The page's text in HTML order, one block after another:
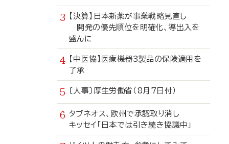
【決算】日本新薬が事業戦略見直し
開発の優先順位を明確化、導出入を
盛んに
【中医協】医療機器3製品の保険適用を
了承
〔人事〕厚生労働省（8月7日付）
タブネオス、欧州で承認取り消し
キッセイ「日本では引き続き協議中」